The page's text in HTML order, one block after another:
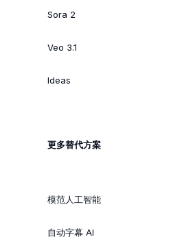
Sora 2
Veo 3.1
Ideas
更多替代方案
模范人工智能
自动字幕 AI